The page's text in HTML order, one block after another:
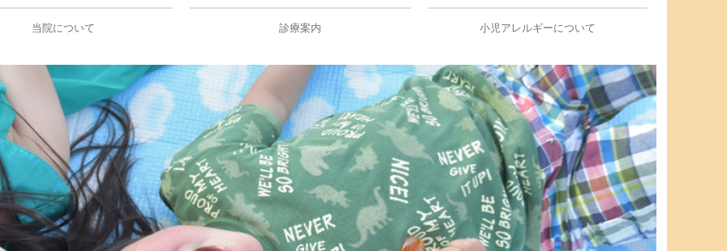
当院について 診療案内 小児アレルギーについて